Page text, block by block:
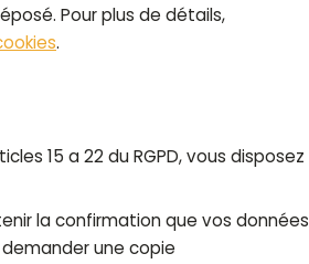
Pour plus de détails,
.
15 a 22 du RGPD, vous disposez
la confirmation que vos données
une copie